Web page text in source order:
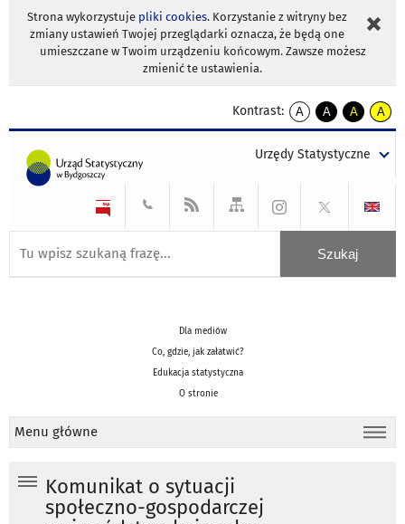
Strona wykorzystuje pliki cookies. Korzystanie z witryny bez
zmiany ustawień Twojej przeglądarki oznacza, że będą one
umieszczane w Twoim urządzeniu końcowym. Zawsze możesz
zmienić te ustawienia.
Kontrast:
A
kontrast
A
kontrast
tekst
czarnym
A
kontrast
tekst
czarnym
A
tekst
żółtym
Urzędy Statystyczne
Dla mediów
Co, gdzie, jak załatwić?
Edukacja statystyczna
O stronie
Menu główne
Komunikat o sytuacji
społeczno-gospodarczej